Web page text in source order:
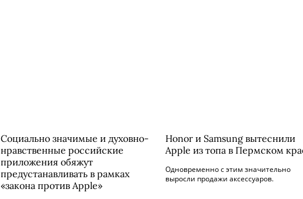
Социально значимые и духовно-
нравственные российские
приложения обяжут
предустанавливать в рамках
«закона против Apple»
Honor и Samsung вытеснили
Apple из топа в Пермском
Одновременно с этим значительно
выросли продажи аксессуаров.